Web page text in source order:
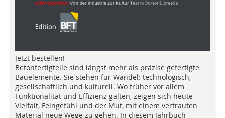
Jetzt bestellen!
Betonfertigteile sind längst mehr als präzise gefertigte
Bauelemente. Sie stehen für Wandel: technologisch,
gesellschaftlich und kulturell. Wo früher vor allem
Funktionalität und Effizienz galten, zeigen sich heute
Vielfalt, Feingefühl und der Mut, mit einem vertrauten
Material neue Wege zu gehen. In diesem Jahrbuch